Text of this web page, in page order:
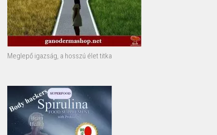
Meglepő igazság, a hosszú élet titka